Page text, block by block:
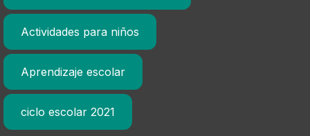
Actividades para niños
Aprendizaje escolar
ciclo escolar 2021